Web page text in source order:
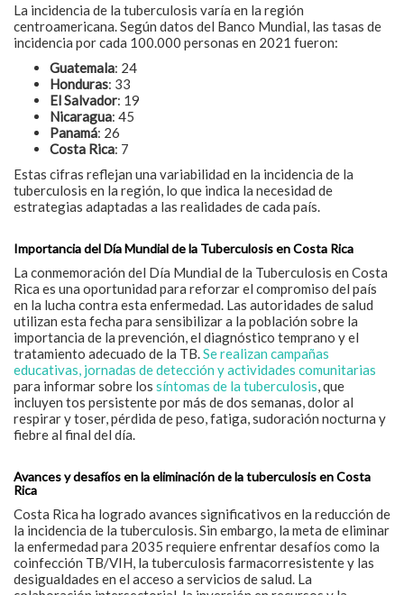
La incidencia de la tuberculosis varía en la región
centroamericana.Según datos del Banco Mundial, las tasas de
incidencia por cada 100.000 personas en 2021 fueron:
Guatemala: 24
Honduras: 33
El Salvador: 19
Nicaragua: 45
Panamá: 26
Costa Rica: 7
Estas cifras reflejan una variabilidad en la incidencia de la
tuberculosis en la región, lo que indica la necesidad de
estrategias adaptadas a las realidades de cada país.
Importancia del Día Mundial de la Tuberculosis en Costa Rica
La conmemoración del Día Mundial de la Tuberculosis en Costa
Rica es una oportunidad para reforzar el compromiso del país
en la lucha contra esta enfermedad. Las autoridades de salud
utilizan esta fecha para sensibilizar a la población sobre la
importancia de la prevención, el diagnóstico temprano y el
tratamiento adecuado de la TB.Se realizan campañas
educativas, jornadas de detección y actividades comunitarias
para informar sobre los síntomas de la tuberculosis, que
incluyen tos persistente por más de dos semanas, dolor al
respirar y toser, pérdida de peso, fatiga, sudoración nocturna y
fiebre al final del día.
Avances y desafíos en la eliminación de la tuberculosis en Costa
Rica
Costa Rica ha logrado avances significativos en la reducción de
la incidencia de la tuberculosis.Sin embargo, la meta de eliminar
la enfermedad para 2035 requiere enfrentar desafíos como la
coinfección TB/VIH, la tuberculosis farmacorresistente y las
desigualdades en el acceso a servicios de salud. La